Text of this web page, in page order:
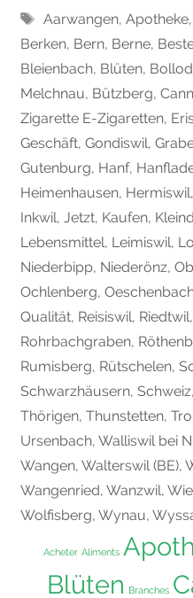
Tags
Aarwangen, Apotheke,
Berken, Bern, Berne,
Bleienbach, Blüten,
Melchnau, Bützberg,
Zigarette E-Zigaretten,
Geschäft, Gondiswil,
Gutenburg, Hanf,
Heimenhausen, Hermiswil,
Inkwil, Jetzt, Kaufen,
Lebensmittel, Leimiswil,
Niederbipp, Niederönz,
Ochlenberg,
Qualität, Reisiswil, Riedtwil,
Rohrbachgraben,
Rumisberg, Rütschelen,
Schwarzhäusern, Schweiz,
Thörigen, Thunstetten,
Ursenbach, Walliswil bei
Wangen, Walterswil (BE),
Wangenried, Wanzwil,
Wolfisberg, Wynau,
Acheter Aliments
Blüten
Branches